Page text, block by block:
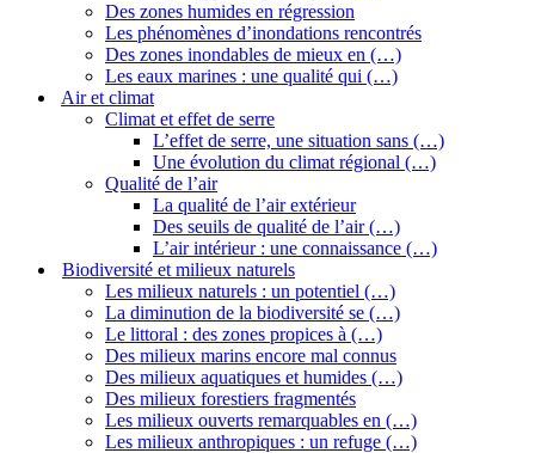
Des zones humides en régression
Les phénomènes d’inondations rencontrés
Des zones inondables de mieux en (…)
Les eaux marines : une qualité qui (…)
Air et climat
Climat et effet de serre
L’effet de serre, une situation sans (…)
Une évolution du climat régional (…)
Qualité de l’air
La qualité de l’air extérieur
Des seuils de qualité de l’air (…)
L’air intérieur : une connaissance (…)
Biodiversité et milieux naturels
Les milieux naturels : un potentiel (…)
La diminution de la biodiversité se (…)
Le littoral : des zones propices à (…)
Des milieux marins encore mal connus
Des milieux aquatiques et humides (…)
Des milieux forestiers fragmentés
Les milieux ouverts remarquables en (…)
Les milieux anthropiques : un refuge (…)